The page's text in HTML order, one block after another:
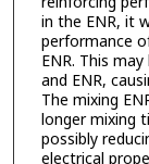
in the ENR, it
performance
ENR. This
and ENR,
The mixing
longer mixing
possibly
electrical